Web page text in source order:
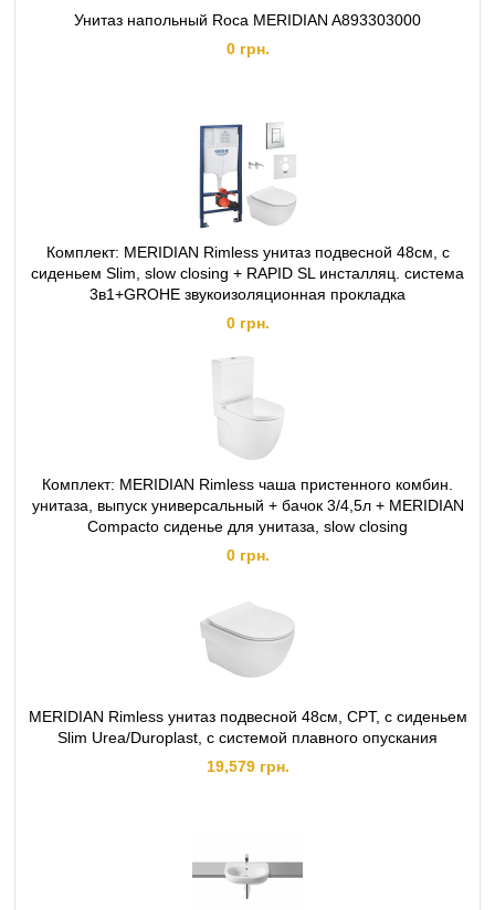
Унитаз напольный Roca MERIDIAN A893303000
0 грн.
Комплект: MERIDIAN Rimless унитаз подвесной 48см, с
сиденьем Slim, slow closing + RAPID SL инсталляц. система
3в1+GROHE звукоизоляционная прокладка
0 грн.
Комплект: MERIDIAN Rimless чаша пристенного комбин.
унитаза, выпуск универсальный + бачок 3/4,5л + MERIDIAN
Compacto сиденье для унитаза, slow closing
0 грн.
MERIDIAN Rimless унитаз подвесной 48см, CPT, с сиденьем
Slim Urea/Duroplast, с системой плавного опускания
19,579 грн.